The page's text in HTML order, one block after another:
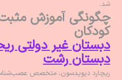
شد.
چگونگی آموزش
کودکان
دبستان غیر دولتی
دبستان رشت
ریچارد دیویدسون، متخصص